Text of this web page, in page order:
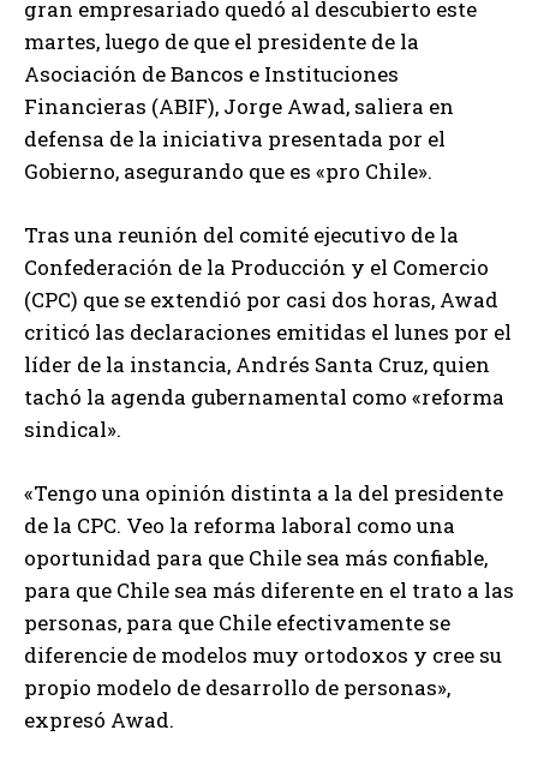
gran empresariado quedó al descubierto este
martes, luego de que el presidente de la
Asociación de Bancos e Instituciones
Financieras (ABIF), Jorge Awad, saliera en
defensa de la iniciativa presentada por el
Gobierno, asegurando que es «pro Chile».
Tras una reunión del comité ejecutivo de la
Confederación de la Producción y el Comercio
(CPC) que se extendió por casi dos horas, Awad
criticó las declaraciones emitidas el lunes por el
líder de la instancia, Andrés Santa Cruz, quien
tachó la agenda gubernamental como «reforma
sindical».
«Tengo una opinión distinta a la del presidente
de la CPC. Veo la reforma laboral como una
oportunidad para que Chile sea más confiable,
para que Chile sea más diferente en el trato a las
personas, para que Chile efectivamente se
diferencie de modelos muy ortodoxos y cree su
propio modelo de desarrollo de personas»,
expresó Awad.